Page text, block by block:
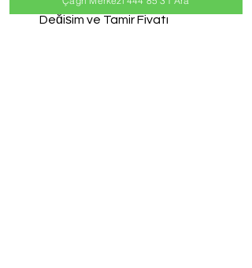
Değişim ve Tamir Fiyatı